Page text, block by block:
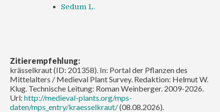
Sedum L.
Zitierempfehlung:
krässelkraut (ID: 201358). In: Portal der Pflanzen des
Mittelalters / Medieval Plant Survey. Redaktion: Helmut W.
Klug. Technische Leitung: Roman Weinberger. 2009-2026.
Url: http://medieval-plants.org/mps-
daten/mps_entry/kraesselkraut/(08.08.2026).